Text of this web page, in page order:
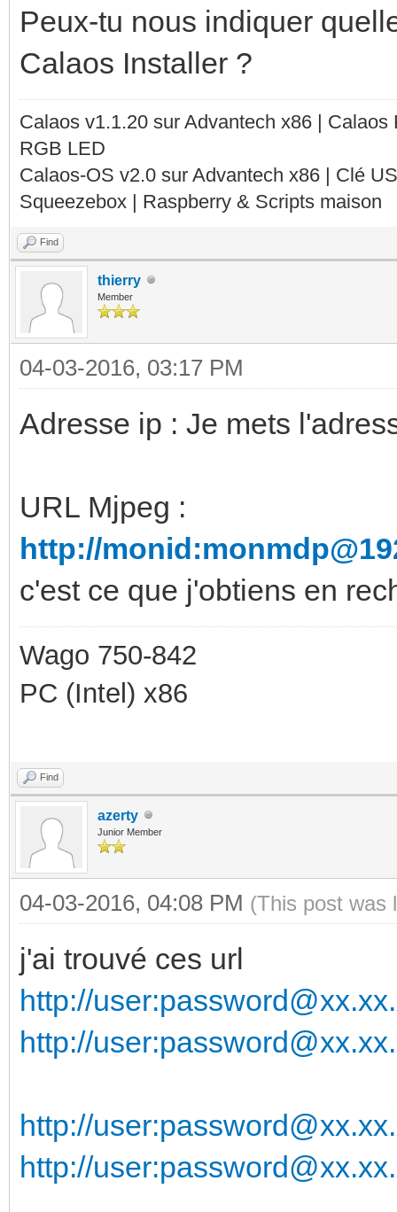
Peux-tu nous indiquer
Calaos Installer ?
Calaos v1.1.20 sur Advantech x86 |
RGB LED
Calaos-OS v2.0 sur Advantech x86 | Clé
Squeezebox | Raspberry & Scripts maison
Find
thierry
Member
04-03-2016, 03:17 PM
Adresse ip : Je mets
URL Mjpeg :
http://
c'est ce que j'obtiens en
Wago 750-842
PC (Intel) x86
Find
azerty
Junior Member
04-03-2016, 04:08 PM (This post was
j'ai trouvé ces url
http://
http://
http://
http://